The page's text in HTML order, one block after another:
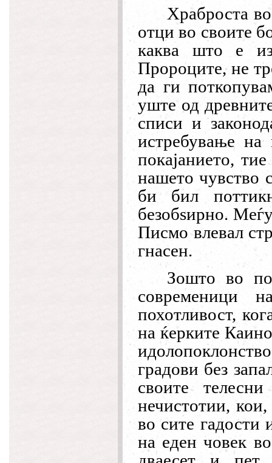
Храброста
отци во своите
каква што е
Пророците, не
да ги
уште од
списи и
истребување на
покајанието,
нашето чувство
би бил
безобѕирно.
Писмо влевал
гнасен.
Зошто во
современици
похотливост,
на ќерките
градови без
своите
нечистотии,
во сите гадости
на еден човек